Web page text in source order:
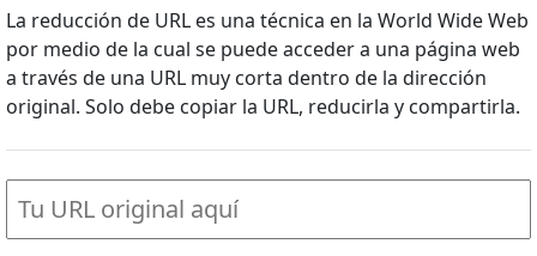
La reducción de URL es una técnica en la World Wide Web
por medio de la cual se puede acceder a una página web
a través de una URL muy corta dentro de la dirección
original. Solo debe copiar la URL, reducirla y compartirla.